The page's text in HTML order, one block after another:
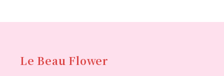
リウムレッスン
Le Beau Flower